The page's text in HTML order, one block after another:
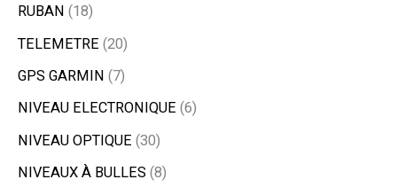
RUBAN
18
TELEMETRE 20
GPS GARMIN 7
NIVEAU ELECTRONIQUE 6
NIVEAU OPTIQUE 30
NIVEAUX À BULLES 8